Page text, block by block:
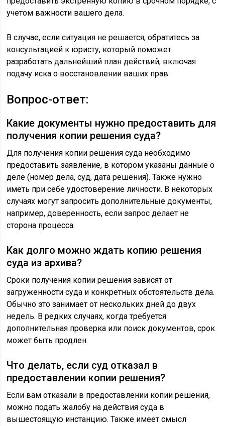
учетом важности вашего дела.
В случае, если ситуация не решается, обратитесь за
консультацией к юристу, который поможет
разработать дальнейший план действий, включая
подачу иска о восстановлении ваших прав.
Вопрос-ответ:
Какие документы нужно предоставить для
получения копии решения суда?
Для получения копии решения суда необходимо
предоставить заявление, в котором указаны данные о
деле (номер дела, суд, дата решения). Также нужно
иметь при себе удостоверение личности. В некоторых
случаях могут запросить дополнительные документы,
например, доверенность, если запрос делает не
сторона процесса.
Как долго можно ждать копию решения
суда из архива?
Сроки получения копии решения зависят от
загруженности суда и конкретных обстоятельств дела.
Обычно это занимает от нескольких дней до двух
недель. В редких случаях, когда требуется
дополнительная проверка или поиск документов, срок
может быть продлен.
Что делать, если суд отказал в
предоставлении копии решения?
Если вам отказали в предоставлении копии решения,
можно подать жалобу на действия суда в
вышестоящую инстанцию. Также имеет смысл